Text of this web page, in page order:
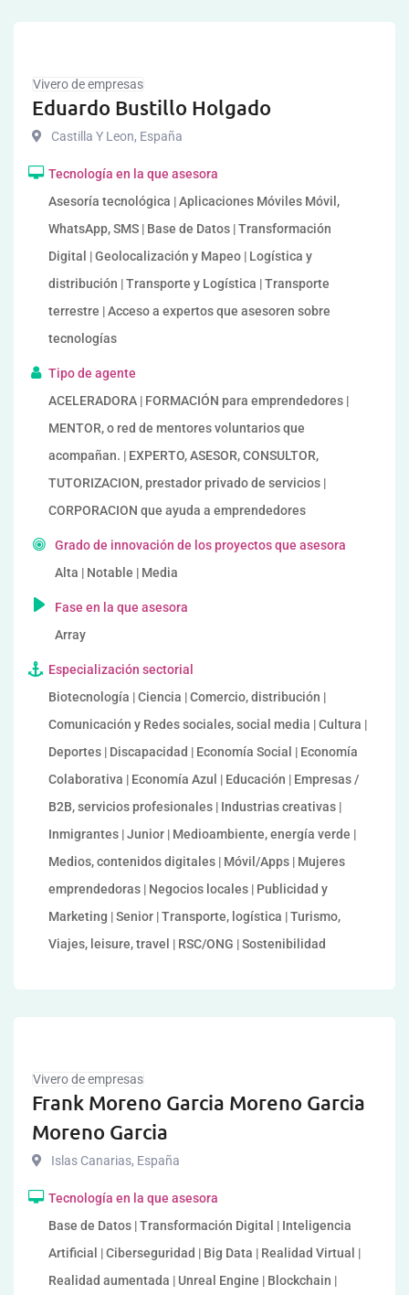
Vivero de empresas
Eduardo Bustillo Holgado
Castilla Y Leon, España
Tecnología en la que asesora
Asesoría tecnológica | Aplicaciones Móviles Móvil,
WhatsApp, SMS | Base de Datos | Transformación
Digital | Geolocalización y Mapeo | Logística y
distribución | Transporte y Logística | Transporte
terrestre | Acceso a expertos que asesoren sobre
tecnologías
Tipo de agente
ACELERADORA | FORMACIÓN para emprendedores |
MENTOR, o red de mentores voluntarios que
acompañan. | EXPERTO, ASESOR, CONSULTOR,
TUTORIZACION, prestador privado de servicios |
CORPORACION que ayuda a emprendedores
Grado de innovación de los proyectos que asesora
Alta | Notable | Media
Fase en la que asesora
Array
Especialización sectorial
Biotecnología | Ciencia | Comercio, distribución |
Comunicación y Redes sociales, social media | Cultura |
Deportes | Discapacidad | Economía Social | Economía
Colaborativa | Economía Azul | Educación | Empresas /
B2B, servicios profesionales | Industrias creativas |
Inmigrantes | Junior | Medioambiente, energía verde |
Medios, contenidos digitales | Móvil/Apps | Mujeres
emprendedoras | Negocios locales | Publicidad y
Marketing | Senior | Transporte, logística | Turismo,
Viajes, leisure, travel | RSC/ONG | Sostenibilidad
Vivero de empresas
Frank Moreno Garcia Moreno Garcia
Moreno Garcia
Islas Canarias, España
Tecnología en la que asesora
Base de Datos | Transformación Digital | Inteligencia
Artificial | Ciberseguridad | Big Data | Realidad Virtual |
Realidad aumentada | Unreal Engine | Blockchain |